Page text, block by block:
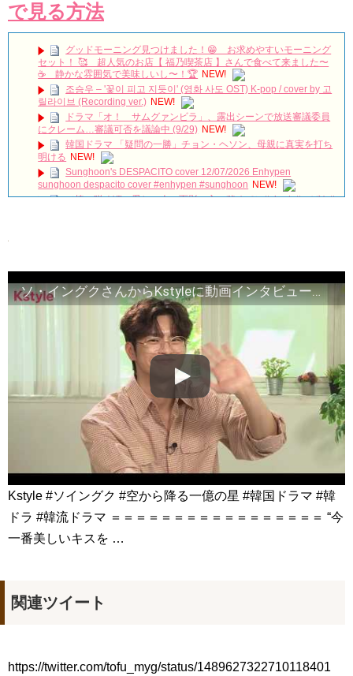
で見る方法
グッドモーニング見つけました！😁 お求めやすいモーニング
セット！ 🥰 超人気のお店【 福乃喫茶店 】さんで食べて来ました〜
☕️ 静かな雰囲気で美味しいし〜！🏆 NEW!
조승우 – '꽃이 피고 지듯이' (영화 사도 OST) K-pop / cover by 고
릴라이브 (Recording ver.) NEW!
ドラマ「オ！ サムグァンビラ」、露出シーンで放送審議委員
にクレーム…審議可否を議論中 (9/29) NEW!
韓国ドラマ 「疑問の一勝」チョン・ヘソン、母親に真実を打ち
明ける NEW!
Sunghoon's DESPACITO cover 12/07/2026 Enhypen
sunghoon despacito cover #enhypen #sunghoon NEW!
（椿の咲く頃…愛しい人の面影、心に秘めて）#shorts#つばき#
【韓国ドラマ「吹けよ、ミプン」】毎週月～金曜11時32分放送
心優しい熱血弁護士と脱北したヒロインが本当の幸せを見つけるピュ
アラブストーリー！ NEW!
体調が悪い夫に妻がかけた冷たい言葉 「韓ドラ秒劇場」
옷 다듬고 행사 입장하는 이수혁 Lee SooHyuk: 톰 포드 뷰티 ‘블
랙 오키드 리저브’ 향수 캠페인 기념 포토월: #이수혁 #지디친구
#Leesoohyuk 260326 NEW!
中村玉緒、最後まで愛した夫・勝新太郎…涙の「大物ですな」
😭💔#中村玉緒#勝新太郎#夫婦愛#昭和スター#芸能界秘話#感動エピ
ソード#昭和の名優#芸能ニュース#追悼#心に響く話
NEW!
「違う（ちがう）・異なる」を韓国語では？「다르다（タル
ダ）」の意味・使い方について
について
「退屈だ・暇だ」を韓国語では？「심심하다（シムシマダ）」
の意味・使い方について
■韓国ドラマ『キング～Two Hearts』予告動画（日本語字幕）
について
yoon kyun sang
HSF(126)-윤균상 서울숲 벤치 (YUN Kyunsang)(4)September::
ハン・ヘジン 한혜진 – (선공개) 강남 3대 얼짱 출신 &#39;한혜진
언니&#39; (ft. 도여니의 학창시절) | 편 먹고 갈래요? 밥블레스유 2
한가인 –
ソ・イングクさんからKstyleに動画インタビューが到着！主演ドラマ「空から降る一億の星」が11月より放送開始
Kstyle #ソイングク #空から降る一億の星 #韓国ドラマ #韓
ドラ #韓流ドラマ ＝＝＝＝＝＝＝＝＝＝＝＝＝＝＝＝＝ “今
一番美しいキスを …
関連ツイート
https://twitter.com/tofu_myg/status/1489627322710118401